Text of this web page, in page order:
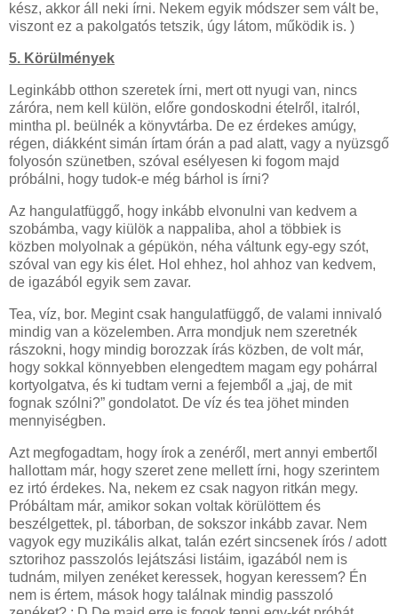
kész, akkor áll neki írni. Nekem egyik módszer sem vált be,
viszont ez a pakolgatós tetszik, úgy látom, működik is. )
5. Körülmények
Leginkább otthon szeretek írni, mert ott nyugi van, nincs
záróra, nem kell külön, előre gondoskodni ételről, italról,
mintha pl. beülnék a könyvtárba. De ez érdekes amúgy,
régen, diákként simán írtam órán a pad alatt, vagy a nyüzsgő
folyosón szünetben, szóval esélyesen ki fogom majd
próbálni, hogy tudok-e még bárhol is írni?
Az hangulatfüggő, hogy inkább elvonulni van kedvem a
szobámba, vagy kiülök a nappaliba, ahol a többiek is
közben molyolnak a gépükön, néha váltunk egy-egy szót,
szóval van egy kis élet. Hol ehhez, hol ahhoz van kedvem,
de igazából egyik sem zavar.
Tea, víz, bor. Megint csak hangulatfüggő, de valami innivaló
mindig van a közelemben. Arra mondjuk nem szeretnék
rászokni, hogy mindig borozzak írás közben, de volt már,
hogy sokkal könnyebben elengedtem magam egy pohárral
kortyolgatva, és ki tudtam verni a fejemből a „jaj, de mit
fognak szólni?” gondolatot. De víz és tea jöhet minden
mennyiségben.
Azt megfogadtam, hogy írok a zenéről, mert annyi embertől
hallottam már, hogy szeret zene mellett írni, hogy szerintem
ez irtó érdekes. Na, nekem ez csak nagyon ritkán megy.
Próbáltam már, amikor sokan voltak körülöttem és
beszélgettek, pl. táborban, de sokszor inkább zavar. Nem
vagyok egy muzikális alkat, talán ezért sincsenek írós / adott
sztorihoz passzolós lejátszási listáim, igazából nem is
tudnám, milyen zenéket keressek, hogyan keressem? Én
nem is értem, mások hogy találnak mindig passzoló